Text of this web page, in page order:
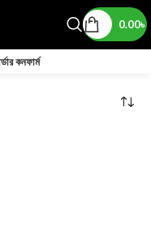
0.00৳
কনফার্ম